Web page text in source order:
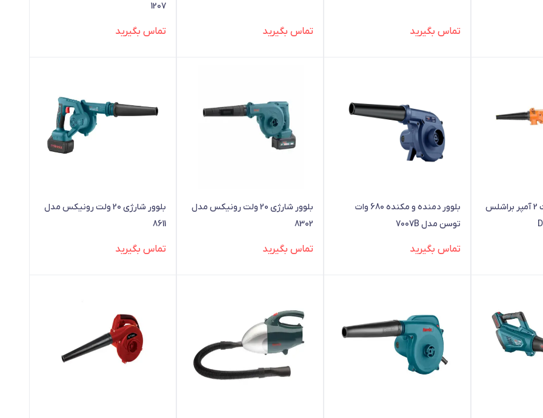
تماس بگیرید تماس بگیرید
1207
تماس بگیرید
بلوور شارژی 20ولت 2 آمپر براشلس
بلوور دمنده و مکنده 680 وات
توسن مدل 7007B
تماس بگیرید
بلوور شارژی 20 ولت رونیکس مدل
8302
تماس بگیرید
بلوور شارژی 20 ولت رونیکس مدل
8611
تماس بگیرید